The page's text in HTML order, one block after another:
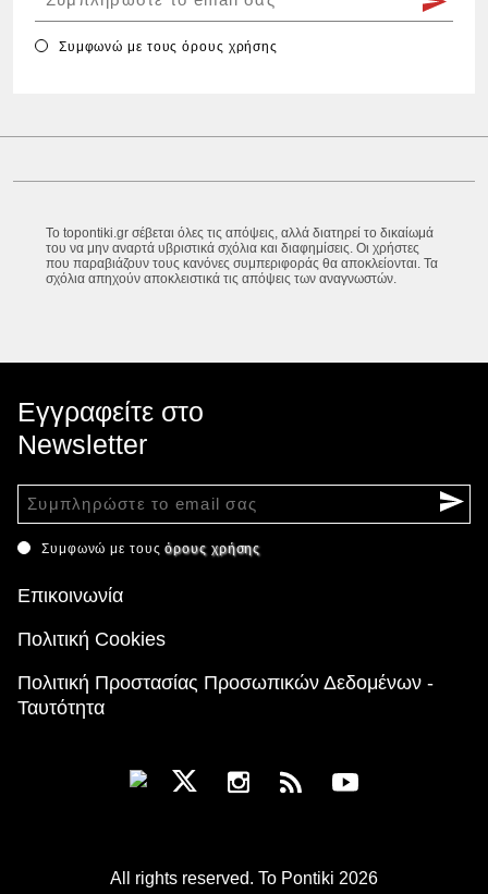
Συμφωνώ με τουςόρους χρήσης
Το topontiki.gr σέβεται όλες τις απόψεις, αλλά διατηρεί το δικαίωμά
του να μην αναρτά υβριστικά σχόλια και διαφημίσεις. Οι χρήστες
που παραβιάζουν τους κανόνες συμπεριφοράς θα αποκλείονται. Τα
σχόλια απηχούν αποκλειστικά τις απόψεις των αναγνωστών.
Εγγραφείτε στο
Newsletter
Συμφωνώ με τουςόρους χρήσης
Επικοινωνία
Πολιτική Cookies
Πολιτική Προστασίας Προσωπικών Δεδομένων -
Ταυτότητα
All rights reserved. To Pontiki 2026